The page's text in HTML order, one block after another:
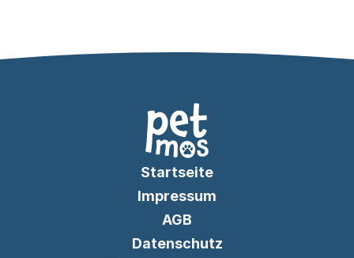
Startseite
Impressum
AGB
Datenschutz